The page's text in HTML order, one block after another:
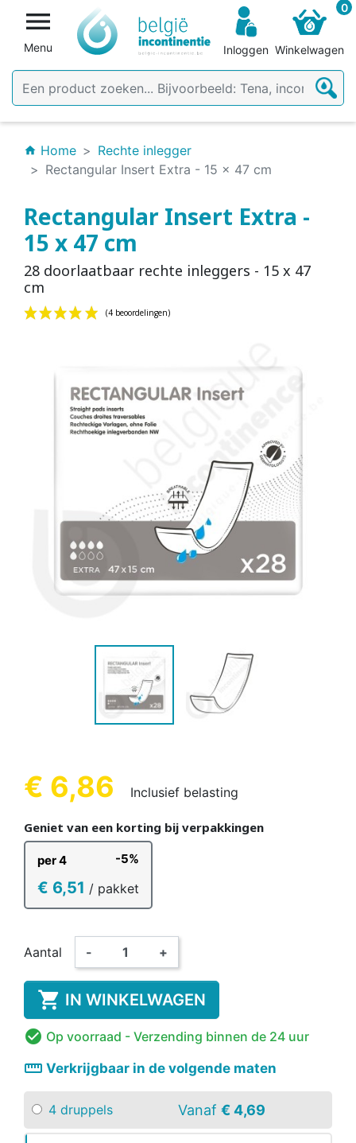

Menu Inloggen
0
Winkelwagen
home Home
Rechte inlegger
Rectangular Insert Extra - 15 x 47 cm
Rectangular Insert Extra -
15 x 47 cm
28 doorlaatbaar rechte inleggers - 15 x 47
cm
€ 6,86 Inclusief belasting
Geniet van een korting bij verpakkingen
per 4 -5%
€ 6,51 / pakket
Aantal - +
 IN WINKELWAGEN
 Op voorraad - Verzending binnen de 24 uur
straighten Verkrijgbaar in de volgende maten
4 druppels Vanaf € 4,69